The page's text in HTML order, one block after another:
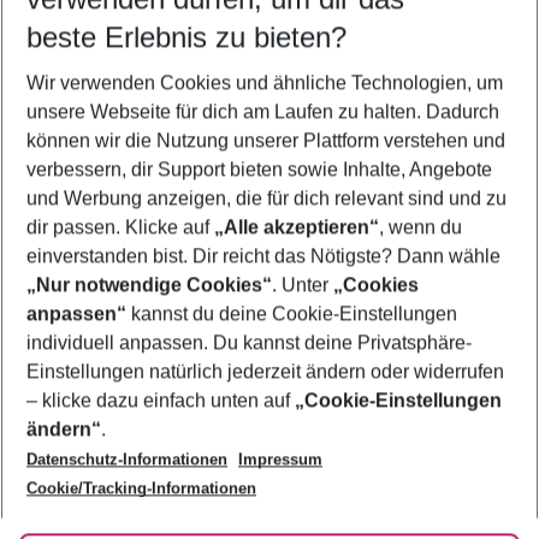
5-8 Nächte
2 Erwachsene Keine Kinder
Mehr Filter anzeigen
Footer
Footer navigation
Über uns
AGB
Bestpreisgarantie
Cookie-Einstellungen ändern
Cookie-Richtlinie
Agenturbetreuung
Barrierefreies Reisen
Folge uns
beste Erlebnis zu bieten?
Wir verwenden Cookies und ähnliche Technologien, um
unsere Webseite für dich am Laufen zu halten. Dadurch
können wir die Nutzung unserer Plattform verstehen und
verbessern, dir Support bieten sowie Inhalte, Angebote
und Werbung anzeigen, die für dich relevant sind und zu
dir passen. Klicke auf „Alle akzeptieren“, wenn du
einverstanden bist. Dir reicht das Nötigste? Dann wähle
„Nur notwendige Cookies“. Unter „Cookies
anpassen“ kannst du deine Cookie-Einstellungen
individuell anpassen. Du kannst deine Privatsphäre-
Einstellungen natürlich jederzeit ändern oder widerrufen
– klicke dazu einfach unten auf „Cookie-Einstellungen
ändern“.
Datenschutz-Informationen
Impressum
Cookie/Tracking-Informationen